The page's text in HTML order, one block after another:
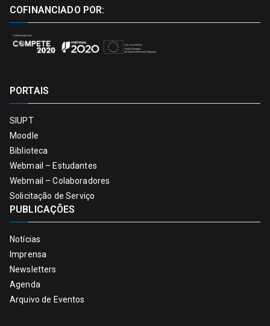
COFINANCIADO POR:
PORTAIS
SIUPT
Moodle
Biblioteca
Webmail – Estudantes
Webmail – Colaboradores
Solicitação de Serviço
PUBLICAÇÕES
Notícias
Imprensa
Newsletters
Agenda
Arquivo de Eventos